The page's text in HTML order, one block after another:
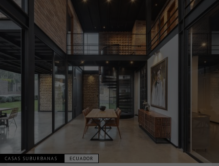
CASAS SUBURBANAS ECUADOR